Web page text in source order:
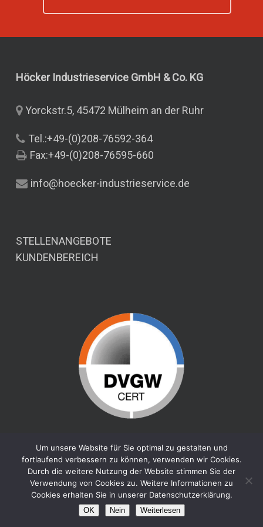
Höcker Industrieservice GmbH & Co. KG
Yorckstr.5, 45472 Mülheim an der Ruhr
Tel.:+49-(0)208-76592-364
Fax:+49-(0)208-76595-660
info@hoecker-industrieservice.de
STELLENANGEBOTE
KUNDENBEREICH
© 2026 HÖCKER INDUSTRIESERVICE. | DATENSCHUTZ|IMPRESSUM
Um unsere Website für Sie optimal zu gestalten und
fortlaufend verbessern zu können, verwenden wir Cookies.
Durch die weitere Nutzung der Website stimmen Sie der
Verwendung von Cookies zu. Weitere Informationen zu
Cookies erhalten Sie in unserer Datenschutzerklärung.
OK Nein Weiterlesen